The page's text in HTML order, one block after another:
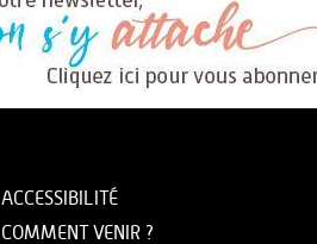
ACCESSIBILITÉ
COMMENT VENIR ?